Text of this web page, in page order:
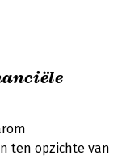
ten opzichte van